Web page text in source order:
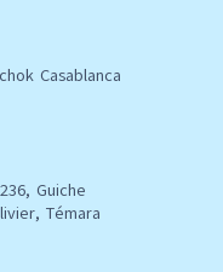
Casablanca
Guiche
Témara